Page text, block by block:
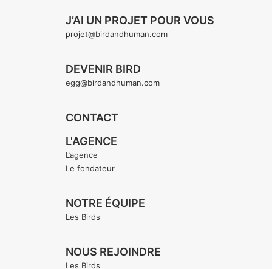
J’AI UN PROJET POUR VOUS
projet@birdandhuman.com
DEVENIR BIRD
egg@birdandhuman.com
CONTACT
L'AGENCE
L’agence
Le fondateur
NOTRE ÉQUIPE
Les Birds
NOUS REJOINDRE
Les Birds